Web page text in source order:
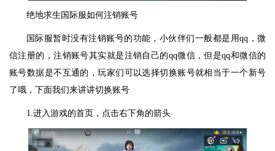
绝地求生国际服如何注销账号
国际服暂时没有注销账号的功能，小伙伴们一般都是用qq，微
信注册的，注销账号其实就是注销自己的qq微信，但是qq和微信的
账号数据是不互通的，玩家们可以选择切换账号就相当于一个新号
了哦，下面我们来讲讲切换账号
1.进入游戏的首页，点击右下角的箭头